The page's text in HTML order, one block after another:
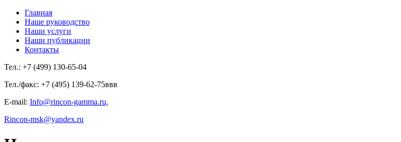
Главная
Наше руководство
Наши услуги
Наши публикации
Контакты
Тел.: +7 (499) 130-65-04
Тел./факс: +7 (495) 139-62-75ввв
E-mail: Info@rincon-gamma.ru,
Rincon-msk@yandex.ru